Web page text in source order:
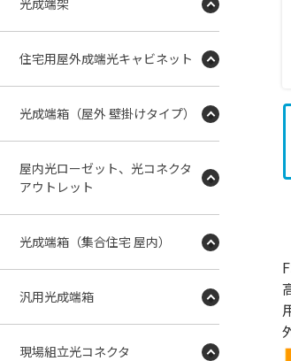
光成端架
住宅用屋外成端光キャビネット
光成端箱（屋外 壁掛けタイプ）
屋内光ローゼット、光コネクタ
アウトレット
光成端箱（集合住宅 屋内）
汎用光成端箱
現場組立光コネクタ